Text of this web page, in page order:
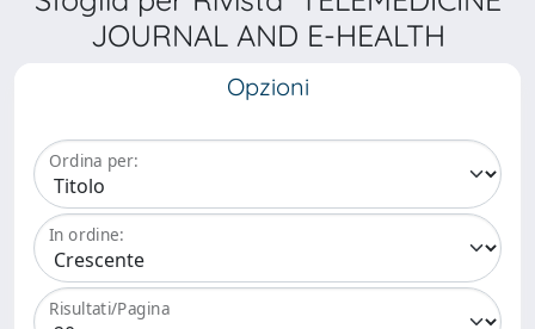
JOURNAL AND E-HEALTH
Opzioni
Ordina per:
In ordine:
Risultati/Pagina